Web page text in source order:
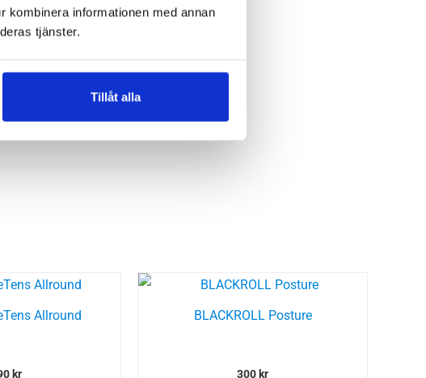
kombinera informationen med annan
tjänster.
Tillåt alla
Allround
kr
BLACKROLL Posture
300kr